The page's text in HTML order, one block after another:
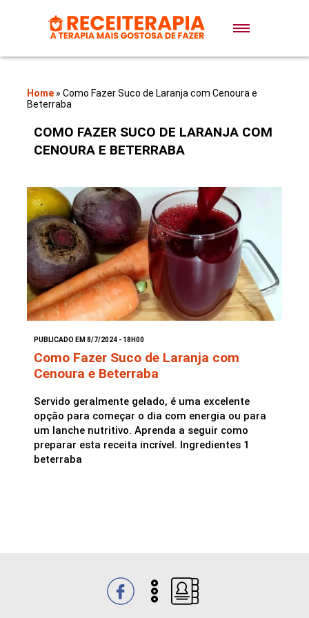
Doces e Sobremesas
Bolos
Pães
Sopas
Saladas
Home » Como Fazer Suco de Laranja com Cenoura e
Beterraba
COMO FAZER SUCO DE LARANJA COM
CENOURA E BETERRABA
PUBLICADO EM 8/7/2024 - 18H00
Como Fazer Suco de Laranja com
Cenoura e Beterraba
Servido geralmente gelado, é uma excelente
opção para começar o dia com energia ou para
um lanche nutritivo. Aprenda a seguir como
preparar esta receita incrível. Ingredientes 1
beterraba